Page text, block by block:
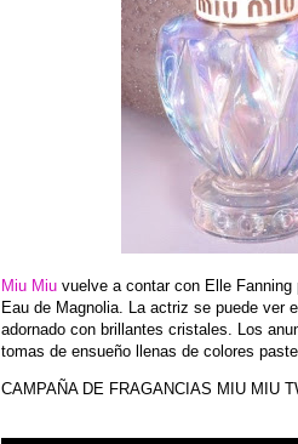
Miu Miu vuelve a contar con Elle
Eau de Magnolia. La actriz se puede ver
adornado con brillantes cristales. Los
tomas de ensueño llenas de colores
CAMPAÑA DE FRAGANCIAS MIU MIU